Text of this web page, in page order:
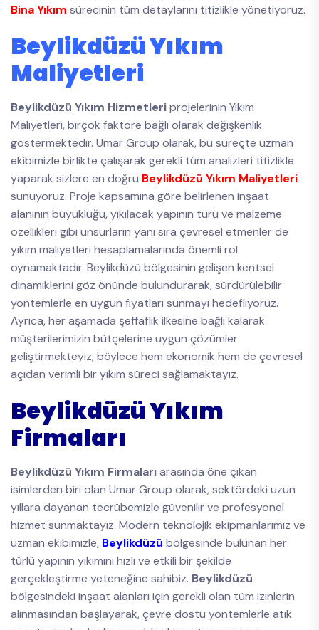
Bina Yıkım sürecinin tüm detaylarını titizlikle yönetiyoruz.
Beylikdüzü Yıkım
Maliyetleri
Beylikdüzü Yıkım Hizmetleriprojelerinin Yıkım
Maliyetleri, birçok faktöre bağlı olarak değişkenlik
göstermektedir. Umar Group olarak, bu süreçte uzman
ekibimizle birlikte çalışarak gerekli tüm analizleri titizlikle
yaparak sizlere en doğru Beylikdüzü Yıkım Maliyetleri
sunuyoruz. Proje kapsamına göre belirlenen inşaat
alanının büyüklüğü, yıkılacak yapının türü ve malzeme
özellikleri gibi unsurların yanı sıra çevresel etmenler de
yıkım maliyetleri hesaplamalarında önemli rol
oynamaktadır. Beylikdüzü bölgesinin gelişen kentsel
dinamiklerini göz önünde bulundurarak, sürdürülebilir
yöntemlerle en uygun fiyatları sunmayı hedefliyoruz.
Ayrıca, her aşamada şeffaflık ilkesine bağlı kalarak
müşterilerimizin bütçelerine uygun çözümler
geliştirmekteyiz; böylece hem ekonomik hem de çevresel
açıdan verimli bir yıkım süreci sağlamaktayız.
Beylikdüzü Yıkım
Firmaları
Beylikdüzü Yıkım Firmalarıarasında öne çıkan
isimlerden biri olan Umar Group olarak, sektördeki uzun
yıllara dayanan tecrübemizle güvenilir ve profesyonel
hizmet sunmaktayız. Modern teknolojik ekipmanlarımız ve
uzman ekibimizle, Beylikdüzü bölgesinde bulunan her
türlü yapının yıkımını hızlı ve etkili bir şekilde
gerçekleştirme yeteneğine sahibiz. Beylikdüzü
bölgesindeki inşaat alanları için gerekli olan tüm izinlerin
alınmasından başlayarak, çevre dostu yöntemlerle atık